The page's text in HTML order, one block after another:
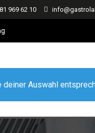
969 62 10
Auswahl